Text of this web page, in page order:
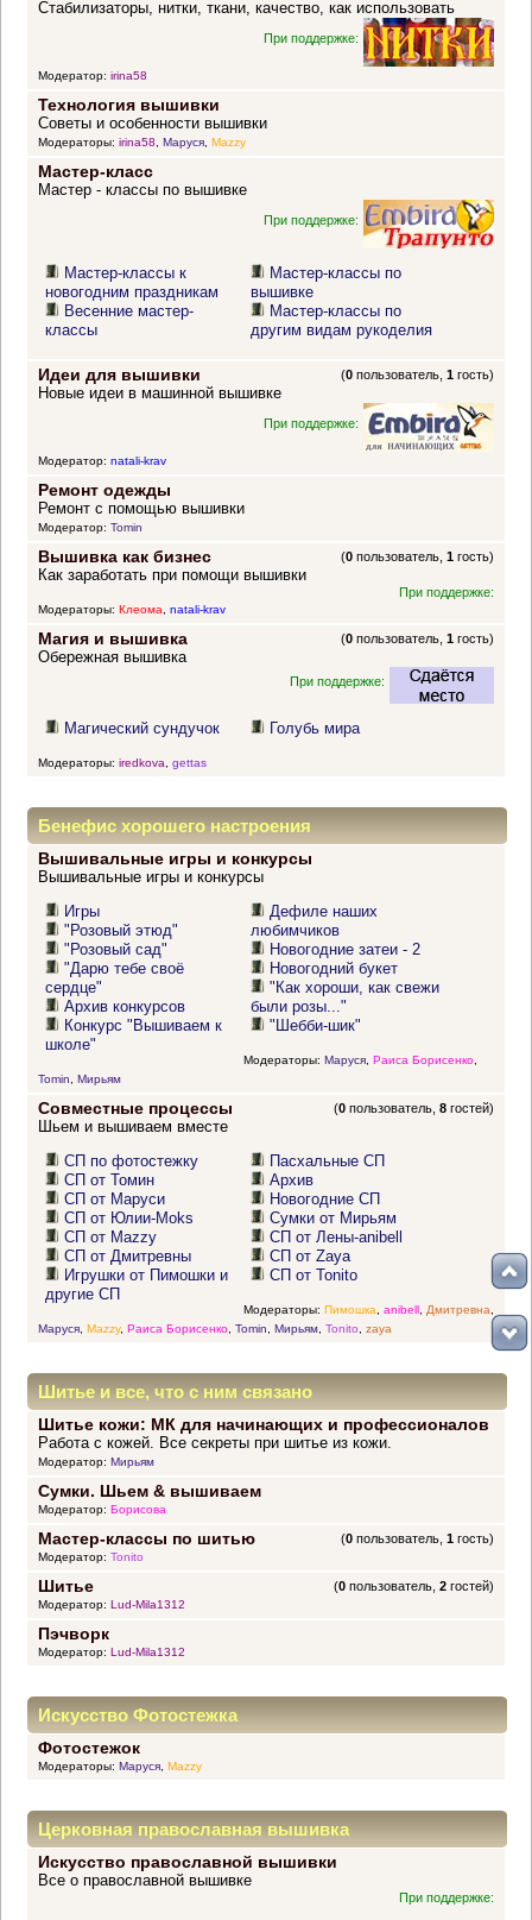
Стабилизаторы, нитки, ткани, качество, как использовать
При поддержке:
Модератор: irina58
Технология вышивки
Советы и особенности вышивки
Модераторы: irina58, Маруся, Mazzy
Мастер-класс
Мастер - классы по вышивке
При поддержке:
Мастер-классы к
новогодним праздникам
Весенние мастер-
классы
Мастер-классы по
вышивке
Мастер-классы по
другим видам рукоделия
Идеи для вышивки (0 пользователь,1 гость)
Новые идеи в машинной вышивке
При поддержке:
Модератор: natali-krav
Ремонт одежды
Ремонт с помощью вышивки
Модератор: Tomin
Вышивка как бизнес (0 пользователь,1 гость)
Как заработать при помощи вышивки
При поддержке:
Модераторы: Клеома, natali-krav
Магия и вышивка (0 пользователь,1 гость)
Обережная вышивка
При поддержке:
Магический сундучок Голубь мира
Модераторы: iredkova gettas
Бенефис хорошего настроения
Вышивальные игры и конкурсы
Вышивальные игры и конкурсы
Игры
"Розовый этюд"
"Розовый сад"
"Дарю тебе своё
сердце"
Архив конкурсов
Конкурс "Вышиваем к
школе"
Дефиле наших
любимчиков
Новогодние затеи - 2
Новогодний букет
"Как хороши, как свежи
были розы..."
"Шебби-шик"
Модераторы: Маруся, Раиса Борисенко,
Tomin
Мирьям
Совместные процессы (0 пользователь,8 гостей)
Шьем и вышиваем вместе
СП по фотостежку
СП от Томин
СП от Маруси
СП от Юлии-Moks
СП от Mazzy
СП от Дмитревны
Игрушки от Пимошки и
другие СП
Пасхальные СП
Архив
Новогодние СП
Сумки от Мирьям
СП от Лены-anibell
СП от Zaya
СП от Tonito
Модераторы: Пимошка anibell, Дмитревна
Маруся, Mazzy, Раиса Борисенко, Tomin Мирьям, Tonito zaya
Шитье и все, что с ним связано
Шитье кожи: МК для начинающих и профессионалов
Работа с кожей. Все секреты при шитье из кожи.
Модератор: Мирьям
Сумки. Шьем & вышиваем
Модератор: Борисова
Мастер-классы по шитью (0 пользователь,1 гость)
Модератор: Tonito
Шитье (0 пользователь,2 гостей)
Модератор: Lud-Mila1312
Пэчворк
Модератор: Lud-Mila1312
Искусство Фотостежка
Фотостежок
Модераторы: Маруся, Mazzy
Церковная православная вышивка
Искусство православной вышивки
Все о православной вышивке
При поддержке: